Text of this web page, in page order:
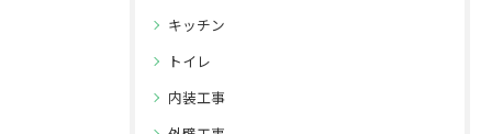
キッチン
トイレ
内装工事